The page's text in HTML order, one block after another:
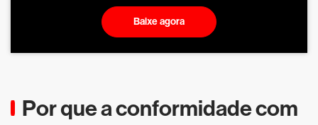
Baixe agora
Por que a conformidade com